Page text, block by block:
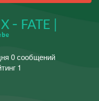
╴FATE |
0 сообщений
1